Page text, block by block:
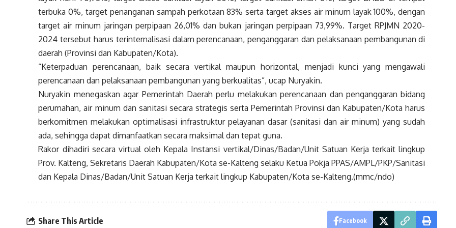
terbuka 0%, target penanganan sampah perkotaan 83% serta target akses air minum layak 100%, dengan
target air minum jaringan perpipaan 26,01% dan bukan jaringan perpipaan 73,99%. Target RPJMN 2020-
2024 tersebut harus terinternalisasi dalam perencanaan, penganggaran dan pelaksanaan pembangunan di
daerah (Provinsi dan Kabupaten/Kota).
“Keterpaduan perencanaan, baik secara vertikal maupun horizontal, menjadi kunci yang mengawali
perencanaan dan pelaksanaan pembangunan yang berkualitas”, ucap Nuryakin.
Nuryakin menegaskan agar Pemerintah Daerah perlu melakukan perencanaan dan penganggaran bidang
perumahan, air minum dan sanitasi secara strategis serta Pemerintah Provinsi dan Kabupaten/Kota harus
berkomitmen melakukan optimalisasi infrastruktur pelayanan dasar (sanitasi dan air minum) yang sudah
ada, sehingga dapat dimanfaatkan secara maksimal dan tepat guna.
Rakor dihadiri secara virtual oleh Kepala Instansi vertikal/Dinas/Badan/Unit Satuan Kerja terkait lingkup
Prov. Kalteng, Sekretaris Daerah Kabupaten/Kota se-Kalteng selaku Ketua Pokja PPAS/AMPL/PKP/Sanitasi
dan Kepala Dinas/Badan/Unit Satuan Kerja terkait lingkup Kabupaten/Kota se-Kalteng.(mmc/ndo)
Share This Article Facebook